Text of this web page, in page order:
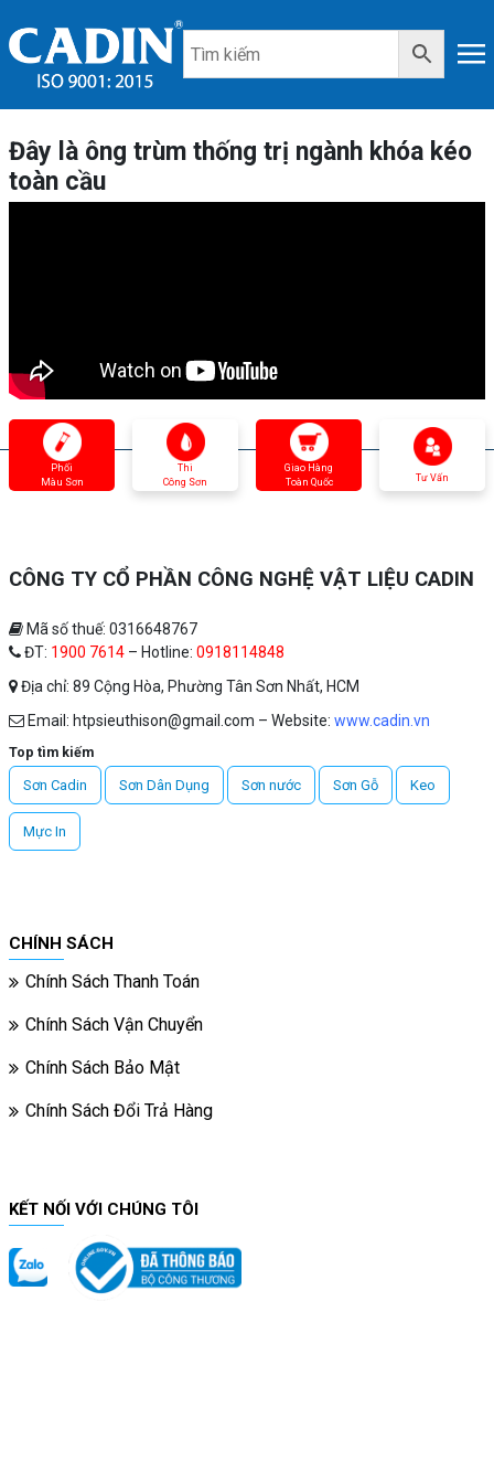
Đây là ông trùm thống trị ngành khóa kéo
toàn cầu
Phối
Màu Sơn
Thi
Công Sơn
Giao Hàng
Toàn Quốc
Tư Vấn
CÔNG TY CỔ PHẦN CÔNG NGHỆ VẬT LIỆU CADIN
Mã số thuế: 0316648767
ĐT: 1900 7614 – Hotline: 0918114848
Địa chỉ: 89 Cộng Hòa, Phường Tân Sơn Nhất, HCM
Email: htpsieuthison@gmail.com – Website: www.cadin.vn
Top tìm kiếm
Sơn Cadin
Sơn Dân Dụng Sơn nước Sơn Gỗ Keo
Mực In
CHÍNH SÁCH
Chính Sách Thanh Toán
Chính Sách Vận Chuyển
Chính Sách Bảo Mật
Chính Sách Đổi Trả Hàng
KẾT NỐI VỚI CHÚNG TÔI